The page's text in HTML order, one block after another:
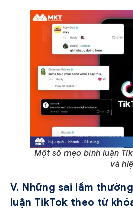
Một số mẹo bình luận
và
V. Những sai lầm
luận TikTok theo từ